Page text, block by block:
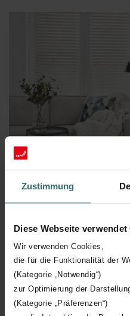
Zustimmung
Diese Webseite verwendet
Wir verwenden Cookies,
die für die Funktionalität der
(Kategorie „Notwendig“)
zur Optimierung der
(Kategorie „Präferenzen“)